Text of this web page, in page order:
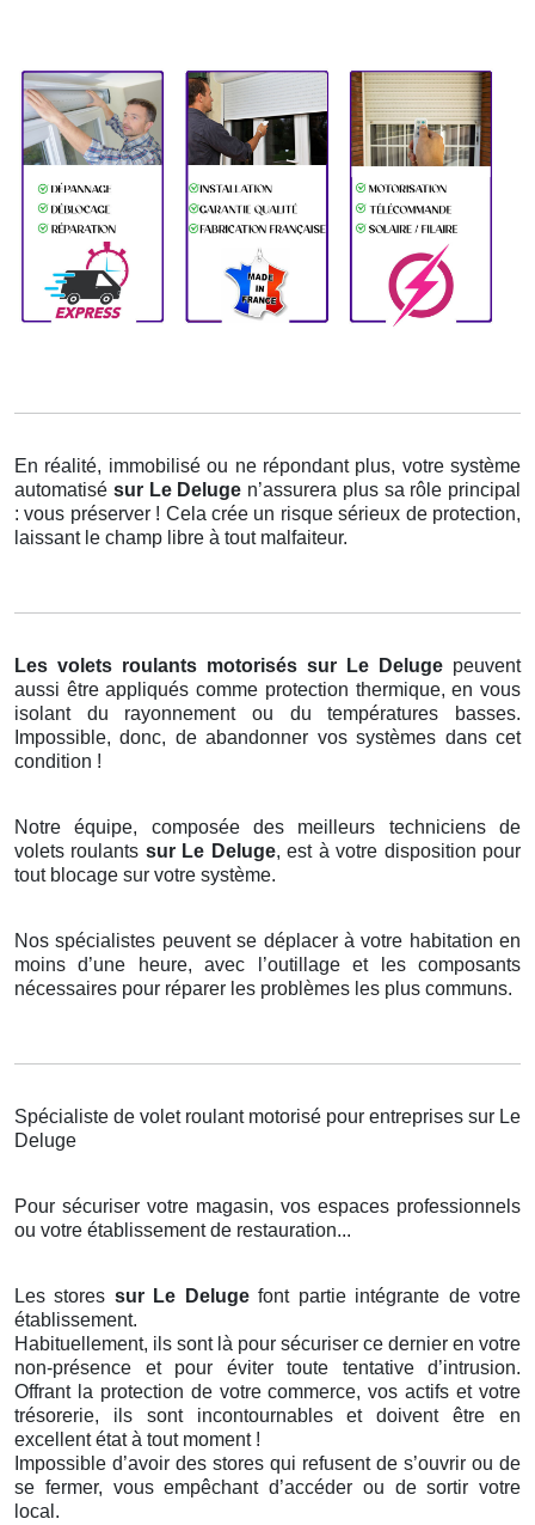
En réalité, immobilisé ou ne répondant plus, votre système
automatisé sur Le Deluge n’assurera plus sa rôle principal
: vous préserver ! Cela crée un risque sérieux de protection,
laissant le champ libre à tout malfaiteur.
Les volets roulants motorisés sur Le Deluge peuvent
aussi être appliqués comme protection thermique, en vous
isolant du rayonnement ou du températures basses.
Impossible, donc, de abandonner vos systèmes dans cet
condition !
Notre équipe, composée des meilleurs techniciens de
volets roulants sur Le Deluge, est à votre disposition pour
tout blocage sur votre système.
Nos spécialistes peuvent se déplacer à votre habitation en
moins d’une heure, avec l’outillage et les composants
nécessaires pour réparer les problèmes les plus communs.
Spécialiste de volet roulant motorisé pour entreprises sur Le
Deluge
Pour sécuriser votre magasin, vos espaces professionnels
ou votre établissement de restauration...
Les stores sur Le Delugefont partie intégrante de votre
établissement.
Habituellement, ils sont là pour sécuriser ce dernier en votre
non-présence et pour éviter toute tentative d’intrusion.
Offrant la protection de votre commerce, vos actifs et votre
trésorerie, ils sont incontournables et doivent être en
excellent état à tout moment !
Impossible d’avoir des stores qui refusent de s’ouvrir ou de
se fermer, vous empêchant d’accéder ou de sortir votre
local.